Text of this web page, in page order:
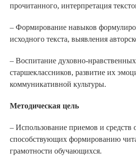
прочитанного, интерпретация
– Формирование навыков
исходного текста, выявления
– Воспитание духовно-нравственных
старшеклассников, развитие их
коммуникативной культуры.
Методическая цель
– Использование приемов и средств
способствующих формированию
грамотности обучающихся.